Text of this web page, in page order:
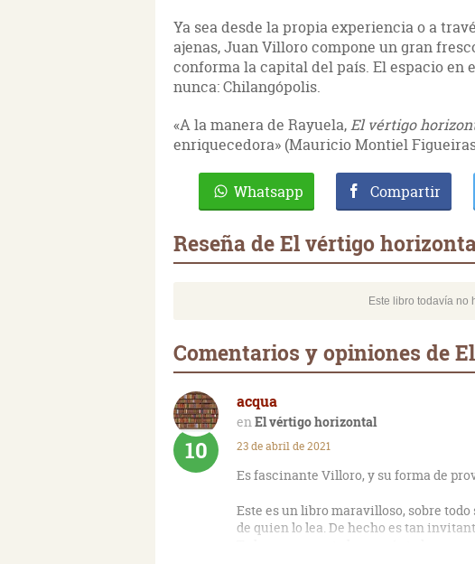
Ya sea desde la propia experiencia o a
ajenas, Juan Villoro compone un gran
conforma la capital del país. El espacio en
nunca: Chilangópolis.
«A la manera de Rayuela,El vértigo
enriquecedora» (Mauricio Montiel
Whatsapp Compartir
Reseña de El vértigo
Este libro todavía no
Comentarios y opiniones de
acqua
El vértigo horizontal
10 23 de abril de 2021
Es fascinante Villoro, y su forma de
Este es un libro maravilloso, sobre
de quien lo lea. De hecho es tan
Te hace pensar, te hace reír, te hace